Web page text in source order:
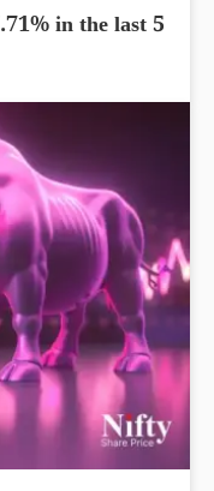
in the last 5